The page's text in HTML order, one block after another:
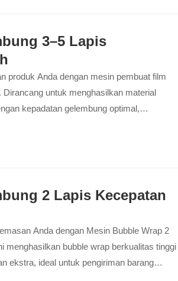
3–5 Lapis
produk Anda dengan mesin pembuat film
untuk menghasilkan material
kepadatan gelembung optimal,
2 Lapis Kecepatan
Anda dengan Mesin Bubble Wrap 2
menghasilkan bubble wrap berkualitas tinggi
ekstra, ideal untuk pengiriman barang